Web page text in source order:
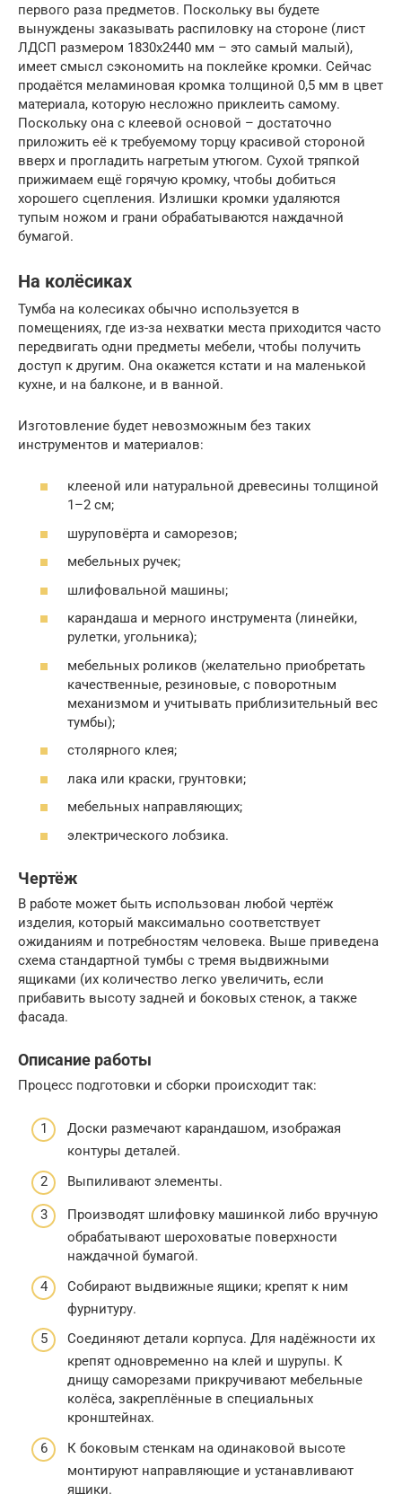
первого раза предметов. Поскольку вы будете
вынуждены заказывать распиловку на стороне (лист
ЛДСП размером 1830х2440 мм – это самый малый),
имеет смысл сэкономить на поклейке кромки. Сейчас
продаётся меламиновая кромка толщиной 0,5 мм в цвет
материала, которую несложно приклеить самому.
Поскольку она с клеевой основой – достаточно
приложить её к требуемому торцу красивой стороной
вверх и прогладить нагретым утюгом. Сухой тряпкой
прижимаем ещё горячую кромку, чтобы добиться
хорошего сцепления. Излишки кромки удаляются
тупым ножом и грани обрабатываются наждачной
бумагой.
На колёсиках
Тумба на колесиках обычно используется в
помещениях, где из-за нехватки места приходится часто
передвигать одни предметы мебели, чтобы получить
доступ к другим. Она окажется кстати и на маленькой
кухне, и на балконе, и в ванной.
Изготовление будет невозможным без таких
инструментов и материалов:
клееной или натуральной древесины толщиной
1–2 см;
шуруповёрта и саморезов;
мебельных ручек;
шлифовальной машины;
карандаша и мерного инструмента (линейки,
рулетки, угольника);
мебельных роликов (желательно приобретать
качественные, резиновые, с поворотным
механизмом и учитывать приблизительный вес
тумбы);
столярного клея;
лака или краски, грунтовки;
мебельных направляющих;
электрического лобзика.
Чертёж
В работе может быть использован любой чертёж
изделия, который максимально соответствует
ожиданиям и потребностям человека. Выше приведена
схема стандартной тумбы с тремя выдвижными
ящиками (их количество легко увеличить, если
прибавить высоту задней и боковых стенок, а также
фасада.
Описание работы
Процесс подготовки и сборки происходит так:
Доски размечают карандашом, изображая
контуры деталей.
Выпиливают элементы.
Производят шлифовку машинкой либо вручную
обрабатывают шероховатые поверхности
наждачной бумагой.
Собирают выдвижные ящики; крепят к ним
фурнитуру.
Соединяют детали корпуса. Для надёжности их
крепят одновременно на клей и шурупы. К
днищу саморезами прикручивают мебельные
колёса, закреплённые в специальных
кронштейнах.
К боковым стенкам на одинаковой высоте
монтируют направляющие и устанавливают
ящики.